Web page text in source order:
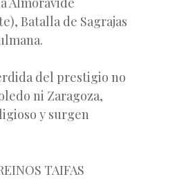
Batalla de Sagrajas
del prestigio no
ni Zaragoza,
y surgen
TAIFAS